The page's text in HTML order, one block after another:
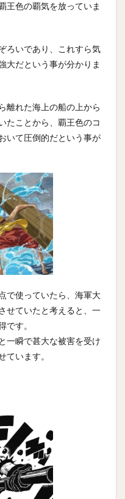
王色の覇気を放っていま
ろいであり、これすら気
大だという事が分かりま
離れた海上の船の上から
たことから、覇王色のコ
いて圧倒的だという事が
で使っていたら、海軍大
せていたと考えると、一
です。
一瞬で甚大な被害を受け
ています。